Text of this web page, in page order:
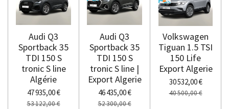
Audi Q3
Sportback 35
TDI 150 S
tronic S line
Algérie
47 935,00 €
53 122,00 €
Audi Q3
Sportback 35
TDI 150 S
tronic S line |
Export Algerie
46 435,00 €
52 300,00 €
Volkswagen
Tiguan 1.5 TSI
150 Life
Export Algerie
30 532,00 €
40 500,00 €